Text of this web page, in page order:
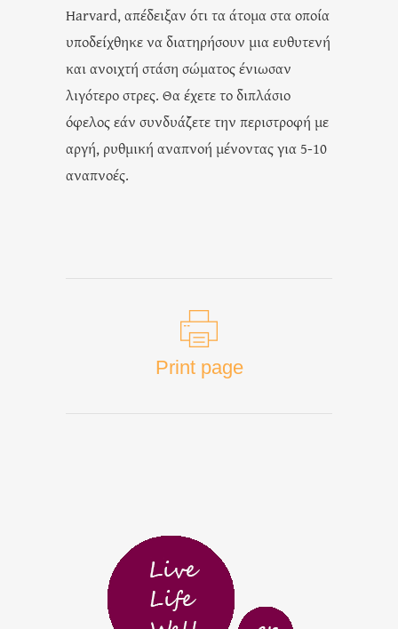
Harvard, απέδειξαν ότι τα άτομα στα οποία
υποδείχθηκε να διατηρήσουν μια ευθυτενή
και ανοιχτή στάση σώματος ένιωσαν
λιγότερο στρες. Θα έχετε το διπλάσιο
όφελος εάν συνδυάζετε την περιστροφή με
αργή, ρυθμική αναπνοή μένοντας για 5-10
αναπνοές.
Print page